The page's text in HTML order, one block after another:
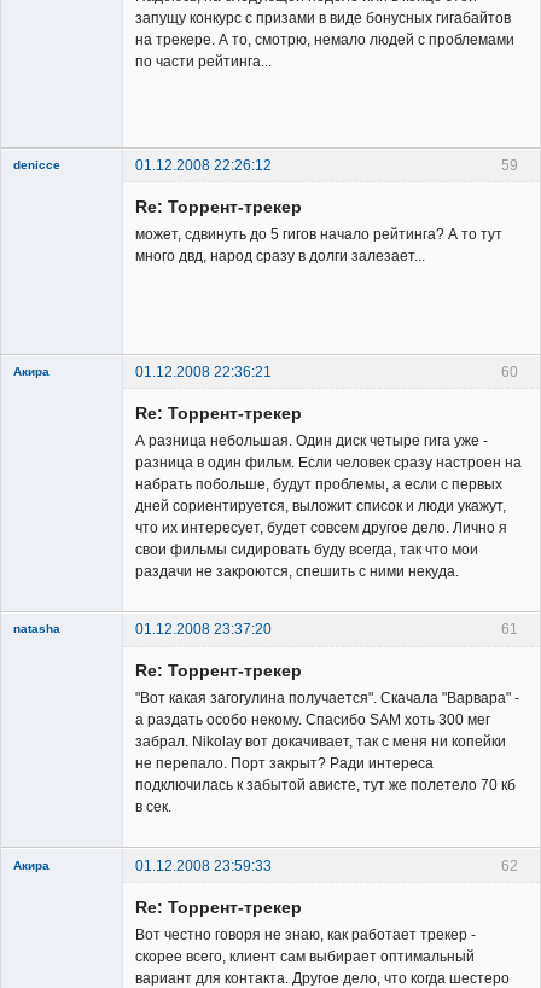
запущу конкурс с призами в виде бонусных гигабайтов
на трекере. А то, смотрю, немало людей с проблемами
по части рейтинга...
59
denicce
01.12.2008 22:26:12
Re: Торрент-трекер
может, сдвинуть до 5 гигов начало рейтинга? А то тут
много двд, народ сразу в долги залезает...
60
Акира 01.12.2008 22:36:21
Re: Торрент-трекер
А разница небольшая. Один диск четыре гига уже -
разница в один фильм. Если человек сразу настроен на
набрать побольше, будут проблемы, а если с первых
дней сориентируется, выложит список и люди укажут,
что их интересует, будет совсем другое дело. Лично я
свои фильмы сидировать буду всегда, так что мои
раздачи не закроются, спешить с ними некуда.
61
natasha 01.12.2008 23:37:20
Re: Торрент-трекер
"Вот какая загогулина получается". Скачала "Варвара" -
а раздать особо некому. Спасибо SAM хоть 300 мег
забрал. Nikolay вот докачивает, так с меня ни копейки
не перепало. Порт закрыт? Ради интереса
подключилась к забытой ависте, тут же полетело 70 кб
в сек.
62
Акира 01.12.2008 23:59:33
Re: Торрент-трекер
Вот честно говоря не знаю, как работает трекер -
скорее всего, клиент сам выбирает оптимальный
вариант для контакта. Другое дело, что когда шестеро